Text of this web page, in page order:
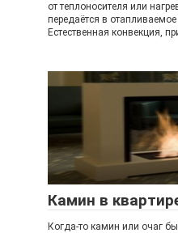
от теплоносителя или
передаётся в
Естественная конвекция,
Камин в
Когда-то камин или очаг